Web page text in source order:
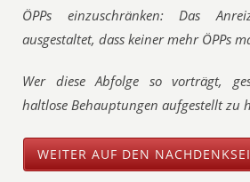
ÖPPs einzuschränken: Das
ausgestaltet, dass keiner mehr ÖPPs
Wer diese Abfolge so vorträgt,
haltlose Behauptungen aufgestellt zu
WEITER AUF DEN